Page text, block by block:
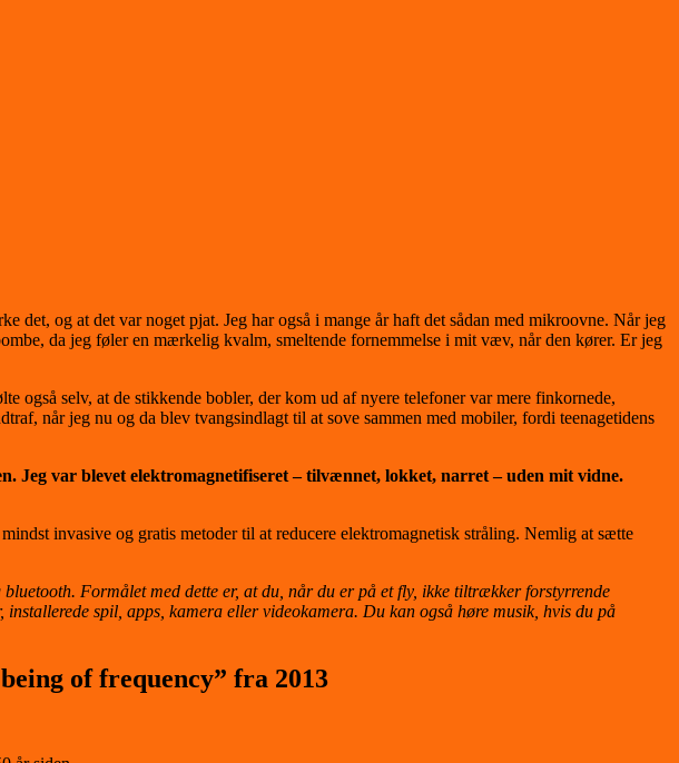
og at det var noget pjat. Jeg har også i mange år haft det sådan med mikroovne. Når jeg
da jeg føler en mærkelig kvalm, smeltende fornemmelse i mit væv, når den kører. Er jeg
selv, at de stikkende bobler, der kom ud af nyere telefoner var mere finkornede,
når jeg nu og da blev tvangsindlagt til at sove sammen med mobiler, fordi teenagetidens
Jeg var blevet elektromagnetifiseret – tilvænnet, lokket, narret – uden mit vidne.
invasive og gratis metoder til at reducere elektromagnetisk stråling. Nemlig at sætte
Formålet med dette er, at du, når du er på et fly, ikke tiltrækker forstyrrende
spil, apps, kamera eller videokamera. Du kan også høre musik, hvis du på
of frequency” fra 2013